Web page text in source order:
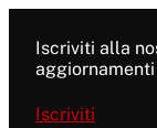
contenuto
Iscriviti alla
aggiornamenti
Iscriviti